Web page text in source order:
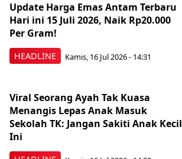
HEADLINE
Update Harga Emas Antam Terbaru
Hari ini 15 Juli 2026, Naik Rp20.000
Per Gram!
Kamis, 16 Jul 2026 - 14:31
Viral Seorang Ayah Tak Kuasa
Menangis Lepas Anak Masuk
Sekolah TK: Jangan Sakiti Anak Kecil
Ini